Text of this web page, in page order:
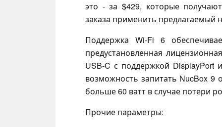
это - за $429, которые
заказа применить предлагаемый
Поддержка Wi-Fi 6
предустановленная
USB-C с поддержкой DisplayPort
возможность запитать NucBox
больше 60 ватт в случае потери
Прочие параметры: